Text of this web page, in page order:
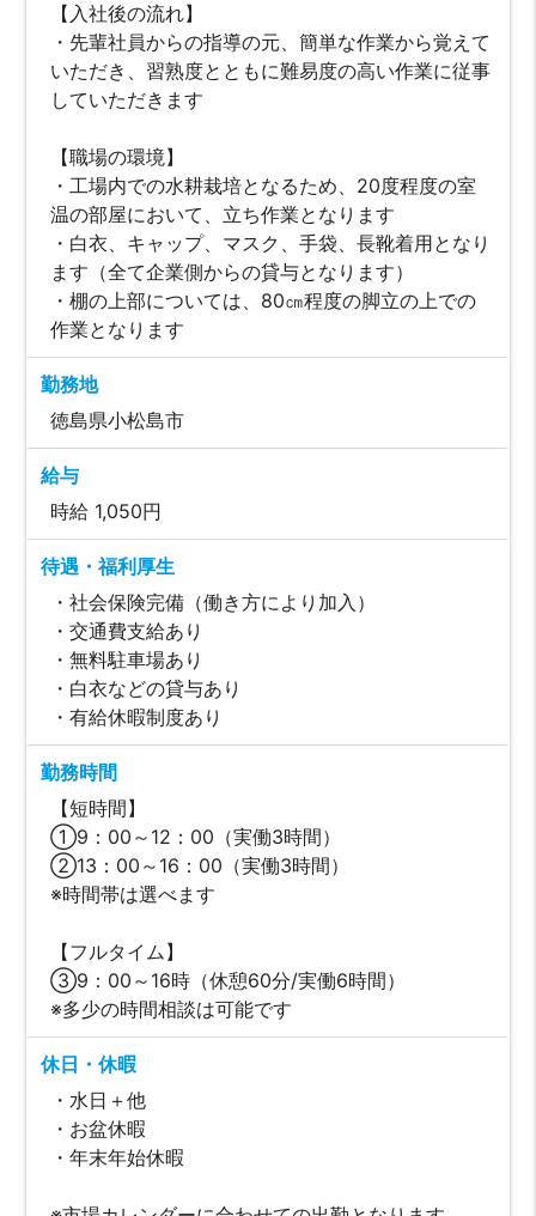
【入社後の流れ】
・先輩社員からの指導の元、簡単な作業から覚えて
いただき、習熟度とともに難易度の高い作業に従事
していただきます
【職場の環境】
・工場内での水耕栽培となるため、20度程度の室
温の部屋において、立ち作業となります
・白衣、キャップ、マスク、手袋、長靴着用となり
ます（全て企業側からの貸与となります）
・棚の上部については、80㎝程度の脚立の上での
作業となります
勤務地
徳島県小松島市
給与
時給 1,050円
待遇・福利厚生
・社会保険完備（働き方により加入）
・交通費支給あり
・無料駐車場あり
・白衣などの貸与あり
・有給休暇制度あり
勤務時間
【短時間】
①9：00～12：00（実働3時間）
②13：00～16：00（実働3時間）
※時間帯は選べます
【フルタイム】
③9：00～16時（休憩60分/実働6時間）
※多少の時間相談は可能です
休日・休暇
・水日＋他
・お盆休暇
・年末年始休暇